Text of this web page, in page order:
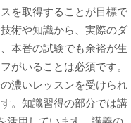
を取得することが目標で
術や知識から、実際のダ
本番の試験でも余裕が生
がいることは必須です。
濃いレッスンを受けられ
。知識習得の部分では講